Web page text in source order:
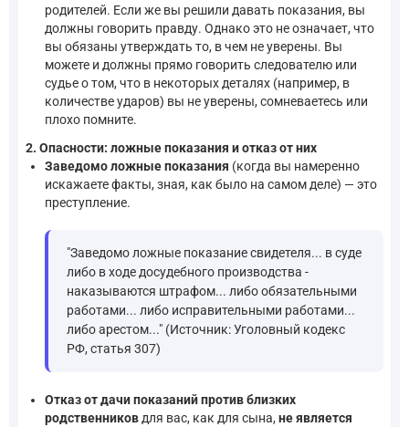
родителей. Если же вы решили давать показания, вы
должны говорить правду. Однако это не означает, что
вы обязаны утверждать то, в чем не уверены. Вы
можете и должны прямо говорить следователю или
судье о том, что в некоторых деталях (например, в
количестве ударов) вы не уверены, сомневаетесь или
плохо помните.
2. Опасности: ложные показания и отказ от них
Заведомо ложные показания (когда вы намеренно
искажаете факты, зная, как было на самом деле) — это
преступление.
"Заведомо ложные показание свидетеля... в суде
либо в ходе досудебного производства -
наказываются штрафом... либо обязательными
работами... либо исправительными работами...
либо арестом..." (Источник: Уголовный кодекс
РФ, статья 307)
Отказ от дачи показаний против близких
родственников для вас, как для сына, не является